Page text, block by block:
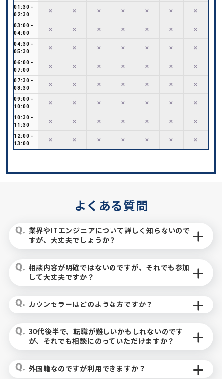
01:30 -
02:30
03:00 -
04:00
04:30 -
05:30
06:00 -
07:00
07:30 -
08:30
09:00 -
10:00
10:30 -
11:30
12:00 -
13:00
✕
✕
✕
✕
✕
✕
✕
✕
✕
✕
✕
✕
✕
✕
✕
✕
✕
✕
✕
✕
✕
✕
✕
✕
✕
✕
✕
✕
✕
✕
✕
✕
✕
✕
✕
✕
✕
✕
✕
✕
✕
✕
✕
✕
✕
✕
✕
✕
✕
✕
✕
✕
✕
✕
✕
✕
よくある質問
業界やITエンジニアについて詳しく知らないので
すが、大丈夫でしょうか？
相談内容が明確ではないのですが、それでも参加
して大丈夫ですか？
カウンセラーはどのような方ですか？
30代後半で、転職が難しいかもしれないのです
が、それでも相談にのっていただけますか？
外国籍なのですが利用できますか？